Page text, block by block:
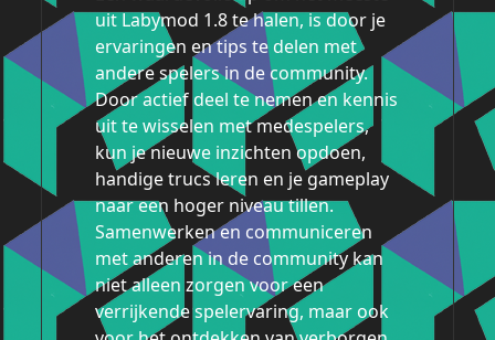
uit Labymod 1.8 te halen, is door je
ervaringen en tips te delen met
andere spelers in de community.
Door actief deel te nemen en kennis
uit te wisselen met medespelers,
kun je nieuwe inzichten opdoen,
handige trucs leren en je gameplay
naar een hoger niveau tillen.
Samenwerken en communiceren
met anderen in de community kan
niet alleen zorgen voor een
verrijkende spelervaring, maar ook